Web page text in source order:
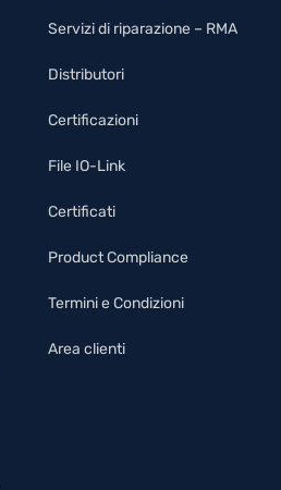
Servizi di riparazione – RMA
Distributori
Certificazioni
File IO-Link
Certificati
Product Compliance
Termini e Condizioni
Area clienti